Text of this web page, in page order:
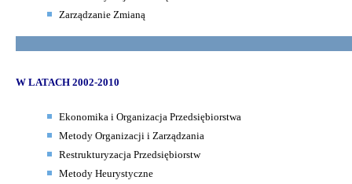
Zarządzanie Zmianą
W LATACH 2002-2010
Ekonomika i Organizacja Przedsiębiorstwa
Metody Organizacji i Zarządzania
Restrukturyzacja Przedsiębiorstw
Metody Heurystyczne